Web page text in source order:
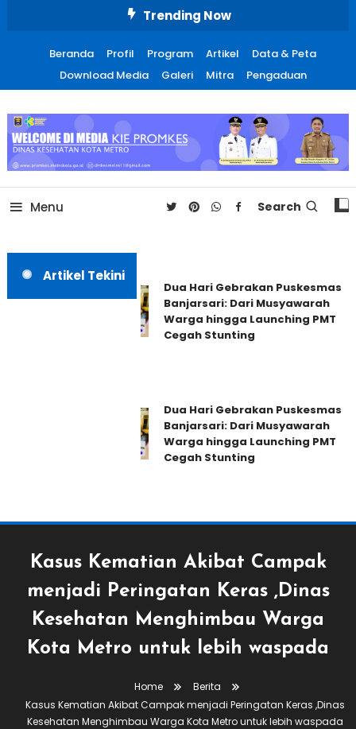
Trending Now
Beranda Profil Program Artikel
Data & Peta
Download Media
Galeri Mitra Pengaduan
Promosi Kesehatan Kota
Metro
Menu Search
Artikel Tekini
Dua Hari Gebrakan Puskesmas
Banjarsari: Dari Musyawarah
Warga hingga Launching PMT
Cegah Stunting
Dua Hari Gebrakan Puskesmas
Banjarsari: Dari Musyawarah
Warga hingga Launching PMT
Cegah Stunting
Kasus Kematian Akibat Campak
menjadi Peringatan Keras ,Dinas
Kesehatan Menghimbau Warga
Kota Metro untuk lebih waspada
Home
Berita
Kasus Kematian Akibat Campak menjadi Peringatan Keras ,Dinas
Kesehatan Menghimbau Warga Kota Metro untuk lebih waspada